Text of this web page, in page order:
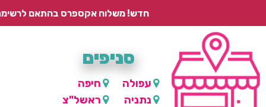
חדש! משלוח אקספרס בהתאם לרשימת היישובים – עד 2 ימי עסקים, ועד 4 ימי עסקים למוצרים
סניפים
עפולה
חיפה
נתניה
ראשל"צ